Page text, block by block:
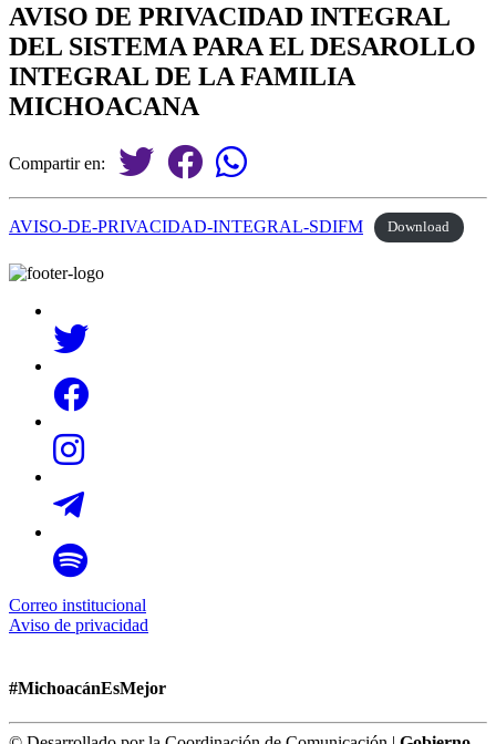
AVISO DE PRIVACIDAD INTEGRAL
DEL SISTEMA PARA EL DESAROLLO
INTEGRAL DE LA FAMILIA
MICHOACANA
Compartir en:
AVISO-DE-PRIVACIDAD-INTEGRAL-SDIFM Download
Correo institucional
Aviso de privacidad
#MichoacánEsMejor